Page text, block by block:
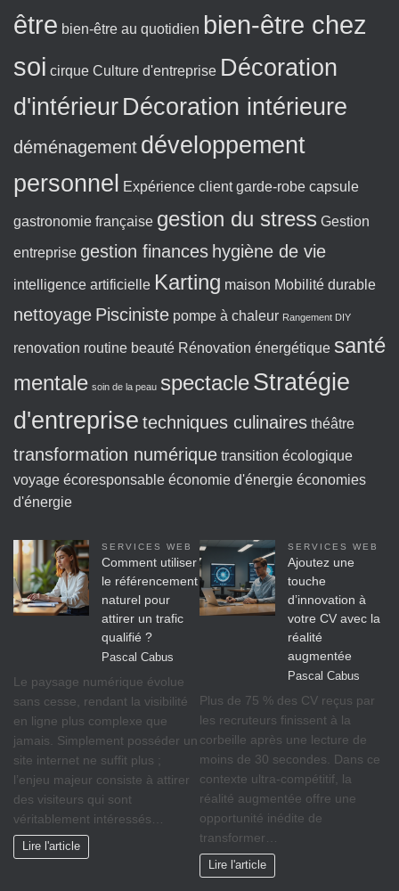
être bien-être au quotidien bien-être chez
soi cirque Culture d'entreprise Décoration
d'intérieurDécoration intérieure
déménagement développement
personnel Expérience client garde-robe capsule
gastronomie française gestion du stress Gestion
entreprise gestion finances hygiène de vie
intelligence artificielle Karting maison Mobilité durable
nettoyage Pisciniste pompe à chaleur Rangement DIY
renovation routine beauté Rénovation énergétique santé
mentale soin de la peau spectacleStratégie
d'entreprise techniques culinaires théâtre
transformation numérique transition écologique
voyage écoresponsable économie d'énergie économies
d'énergie
SERVICES WEB
Comment utiliser
le référencement
naturel pour
attirer un trafic
qualifié ?
Pascal Cabus
Le paysage numérique évolue
sans cesse, rendant la visibilité
en ligne plus complexe que
jamais. Simplement posséder un
site internet ne suffit plus ;
l’enjeu majeur consiste à attirer
des visiteurs qui sont
véritablement intéressés…
Lire l'article
SERVICES WEB
Ajoutez une
touche
d’innovation à
votre CV avec la
réalité
augmentée
Pascal Cabus
Plus de 75 % des CV reçus par
les recruteurs finissent à la
corbeille après une lecture de
moins de 30 secondes. Dans ce
contexte ultra-compétitif, la
réalité augmentée offre une
opportunité inédite de
transformer…
Lire l'article